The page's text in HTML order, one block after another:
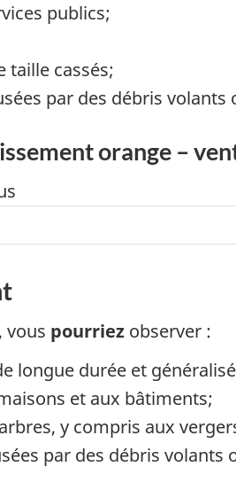
publics;
taille cassés;
par des débris volants
orange –
vous pourriez observer :
longue durée et
et aux bâtiments;
y compris aux
par des débris volants